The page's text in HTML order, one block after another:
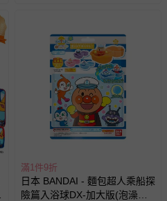
滿1件9折
日本 BANDAI - 麵包超人乘船探
險篇入浴球DX-加大版(泡澡球)